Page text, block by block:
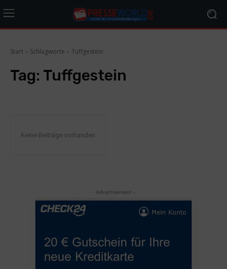
Start Schlagworte Tuffgestein
Tag: Tuffgestein
Keine Beiträge vorhanden
- Advertisement -